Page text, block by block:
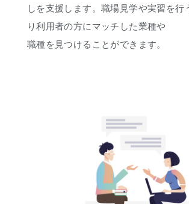
しを支援します。職場見学や実習を行
り利用者の方にマッチした業種や
職種を見つけることができます。